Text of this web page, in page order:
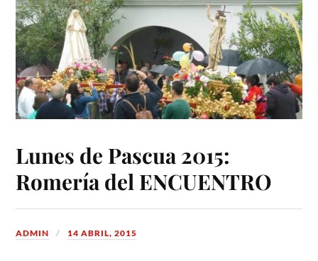
Lunes de Pascua 2015:
Romería del ENCUENTRO
ADMIN 14 ABRIL, 2015